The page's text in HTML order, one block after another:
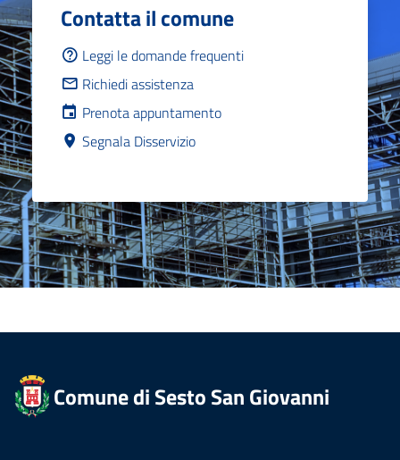
Contatta il comune
Leggi le domande frequenti
Richiedi assistenza
Prenota appuntamento
Segnala Disservizio
Comune di Sesto San Giovanni